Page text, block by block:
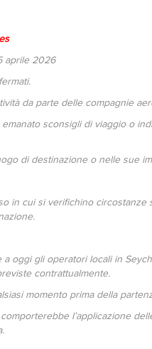
aprile 2026
da parte delle compagnie
sconsigli di viaggio o
di destinazione o nelle sue
in cui si verifichino
oggi gli operatori locali in
contrattualmente.
momento prima della
l’applicazione